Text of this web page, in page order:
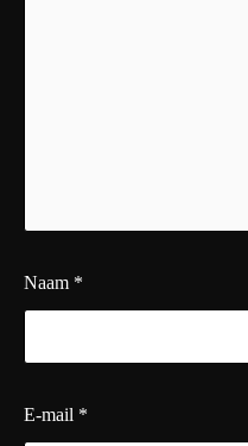
Naam *
E-mail *